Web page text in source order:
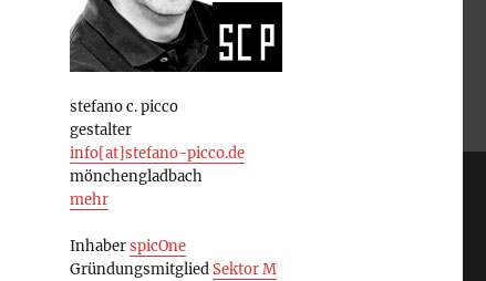
stefano c. picco
gestalter
info[at]stefano-picco.de
mönchengladbach
mehr
InhaberspicOne
GründungsmitgliedSektor M